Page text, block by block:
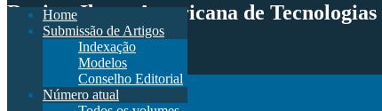
Revista Ibero-Americana de
Submissão de Artigos
Indexação
Modelos
Home
Submissão de Artigos
Indexação
Modelos
Conselho Editorial
Número atual